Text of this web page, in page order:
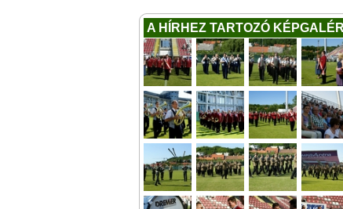
A HÍRHEZ TARTOZÓ